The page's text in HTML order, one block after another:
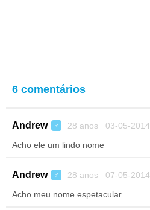
6 comentários
Andrew ♂ 28 anos 03-05-2014
Acho ele um lindo nome
Andrew ♂ 28 anos 07-05-2014
Acho meu nome espetacular